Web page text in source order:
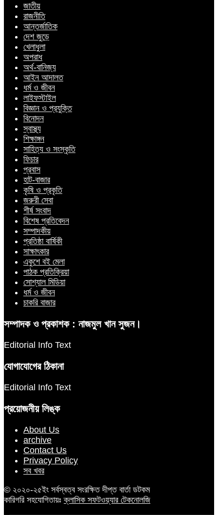
জাতীয়
রাজনীতি
আন্তর্জাতিক
দেশ জুড়ে
খেলাধুলা
অপরাধ
অর্থ-বানিজ্য
আইন আদালত
ধর্ম ও জীবন
লাইফস্টাইল
বিজ্ঞান ও প্রযুক্তি
বিনোদন
স্বাস্থ্য
শিক্ষাঙ্গন
সাহিত্য ও সংস্কৃতি
ফিচার
প্রবাস
হাট-বাজার
কৃষি ও প্রকৃতি
জরুরী সেবা
শীর্ষ সংবাদ
বিশেষ প্রতিবেদন
সম্পাদকীয়
প্রতিষ্ঠা বার্ষিকী
সাক্ষাৎকার
একুশে বই মেলা
পাঠক প্রতিক্রিয়া
সোশ্যাল মিডিয়া
ধর্ম ও জীবন
চাকরি বাজার
সম্পাদক ও প্রকাশক : নাজমুল খান সুজন।
Editorial Info Text
যোগাযোগের ঠিকানা
Editorial Info Text
প্রয়োজনীয় লিঙ্ক
About Us
archive
Contact Us
Privacy Policy
সব খবর
© ২০২০-২৫ইং সর্বস্বত্ব সংরক্ষিত দীপ্ত বার্তা ডটকম
কারিগরি সহযোগিতায়ঃক্লাসিক সফটওয়্যার টেকনোলজি